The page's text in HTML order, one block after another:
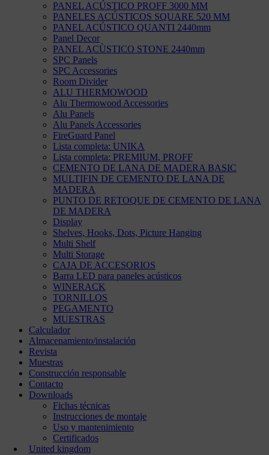
PANEL ACÚSTICO PROFF 3000 MM
PANELES ACÚSTICOS SQUARE 520 MM
PANEL ACÚSTICO QUANTI 2440mm
Panel Decor
PANEL ACÙSTICO STONE 2440mm
SPC Panels
SPC Accessories
Room Divider
ALU THERMOWOOD
Alu Thermowood Accessories
Alu Panels
Alu Panels Accessories
FireGuard Panel
Lista completa: UNIKA
Lista completa: PREMIUM, PROFF
CEMENTO DE LANA DE MADERA BASIC
MULTIFIN DE CEMENTO DE LANA DE
MADERA
PUNTO DE RETOQUE DE CEMENTO DE LANA
DE MADERA
Display
Shelves, Hooks, Dots, Picture Hanging
Multi Shelf
Multi Storage
CAJA DE ACCESORIOS
Barra LED para paneles acústicos
WINERACK
TORNILLOS
PEGAMENTO
MUESTRAS
Calculador
Almacenamiento/instalación
Revista
Muestras
Construcción responsable
Contacto
Downloads
Fichas técnicas
Instrucciones de montaje
Uso y mantenimiento
Certificados
United kingdom